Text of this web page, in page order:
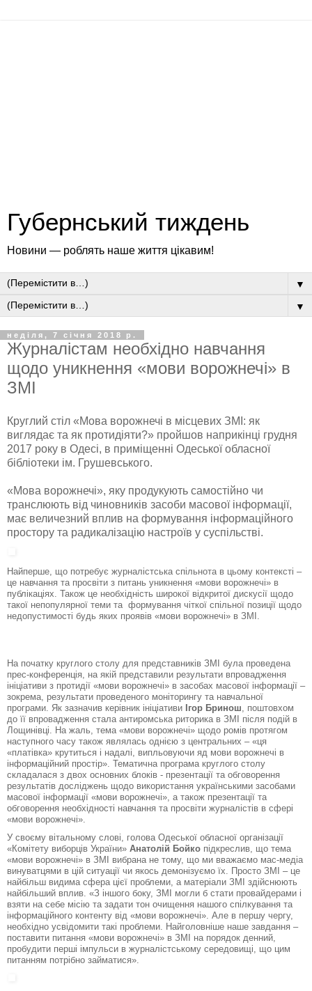
Губернський тиждень
Новини — роблять наше життя цікавим!
▼
▼
неділя, 7 січня 2018 р.
Журналістам необхідно навчання
щодо уникнення «мови ворожнечі» в
ЗМІ
Круглий стіл «Мова ворожнечі в місцевих ЗМІ: як
виглядає та як протидіяти?» пройшов наприкінці грудня
2017 року в Одесі, в приміщенні Одеської обласної
бібліотеки ім. Грушевського.
«Мова ворожнечі», яку продукують самостійно чи
транслюють від чиновників засоби масової інформації,
має величезний вплив на формування інформаційного
простору та радикалізацію настроїв у суспільстві.
Найперше, що потребує журналістська спільнота в цьому контексті –
це навчання та просвіти з питань уникнення «мови ворожнечі» в
публікаціях. Також це необхідність широкої відкритої дискусії щодо
такої непопулярної теми та формування чіткої спільної позиції щодо
недопустимості будь яких проявів «мови ворожнечі» в ЗМІ.
На початку круглого столу для представників ЗМІ була проведена
прес-конференція, на якій представили результати впровадження
ініціативи з протидії «мови ворожнечі» в засобах масової інформації –
зокрема, результати проведеного моніторингу та навчальної
програми. Як зазначив керівник ініціативи Ігор Бринош , поштовхом
до її впровадження стала антиромська риторика в ЗМІ після подій в
Лощинівці. На жаль, тема «мови ворожнечі» щодо ромів протягом
наступного часу також являлась однією з центральних – «ця
«платівка» крутиться і надалі, випльовуючи яд мови ворожнечі в
інформаційний простір». Тематична програма круглого столу
складалася з двох основних блоків - презентації та обговорення
результатів досліджень щодо використання українськими засобами
масової інформації «мови ворожнечі», а також презентації та
обговорення необхідності навчання та просвіти журналістів в сфері
«мови ворожнечі».
У своєму вітальному слові, голова Одеської обласної організації
«Комітету виборців України» Анатолій Бойко підкреслив, що тема
«мови ворожнечі» в ЗМІ вибрана не тому, що ми вважаємо мас-медіа
винуватцями в цій ситуації чи якось демонізуємо їх. Просто ЗМІ – це
найбільш видима сфера цієї проблеми, а матеріали ЗМІ здійснюють
найбільший вплив. «З іншого боку, ЗМІ могли б стати провайдерами і
взяти на себе місію та задати тон очищення нашого спілкування та
інформаційного контенту від «мови ворожнечі». Але в першу чергу,
необхідно усвідомити такі проблеми. Найголовніше наше завдання –
поставити питання «мови ворожнечі» в ЗМІ на порядок денний,
пробудити перші імпульси в журналістському середовищі, що цим
питанням потрібно займатися».